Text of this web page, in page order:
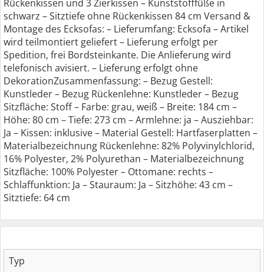
Rückenkissen und 3 Zierkissen – Kunststofffüße in
schwarz – Sitztiefe ohne Rückenkissen 84 cm Versand &
Montage des Ecksofas: – Lieferumfang: Ecksofa – Artikel
wird teilmontiert geliefert – Lieferung erfolgt per
Spedition, frei Bordsteinkante. Die Anlieferung wird
telefonisch avisiert. – Lieferung erfolgt ohne
DekorationZusammenfassung: – Bezug Gestell:
Kunstleder – Bezug Rückenlehne: Kunstleder – Bezug
Sitzfläche: Stoff – Farbe: grau, weiß – Breite: 184 cm –
Höhe: 80 cm – Tiefe: 273 cm – Armlehne: ja – Ausziehbar:
Ja – Kissen: inklusive – Material Gestell: Hartfaserplatten –
Materialbezeichnung Rückenlehne: 82% Polyvinylchlorid,
16% Polyester, 2% Polyurethan – Materialbezeichnung
Sitzfläche: 100% Polyester – Ottomane: rechts –
Schlaffunktion: Ja – Stauraum: Ja – Sitzhöhe: 43 cm –
Sitztiefe: 64 cm
Typ